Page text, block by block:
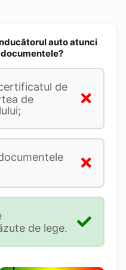
auto atunci
de
de
de lege.